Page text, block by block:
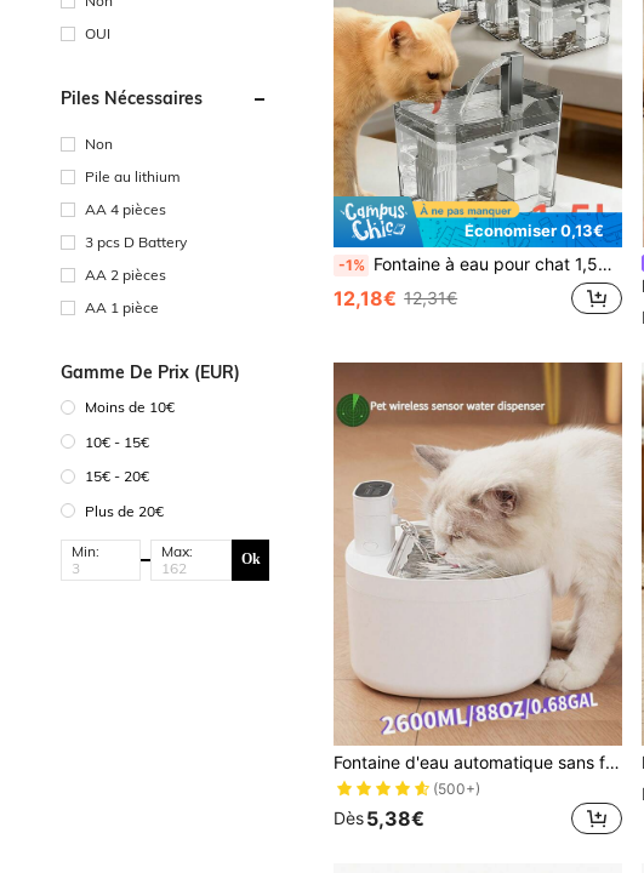
OUI
Piles Nécessaires
Non
Pile au lithium
AA 4 pièces
3 pcs D Battery
AA 2 pièces
AA 1 pièce
Gamme De Prix (EUR)
Moins de 10€
10€ - 15€
15€ - 20€
Plus de 20€
Min: Max: Ok
Économiser 0,13€
-1% Fontaine à eau pour chat 1,5L/50,73 OZ alimentée par USB, distributeur d'eau à circulation avec filtre, pompe à eau silencieuse, distributeur d'eau automatique transparent, machine de levage, convient aux chats et petits chiens (non rechargeable, utilisation avec prise)
12,18€ 12,31€
Fontaine d'eau automatique sans fil pour chat - 88oz/2,6L/0,69 gal, avec capteur de mouvement approvisionnement en eau automatique, 3 modes - mode capteur de mouvement, mode minuterie de 20 min, mode eau continue de 1h, pompe à eau super silencieuse - distributeur d'eau pour animaux de compagnie alimenté par batterie rechargeable
(500+)
Dès5,38€